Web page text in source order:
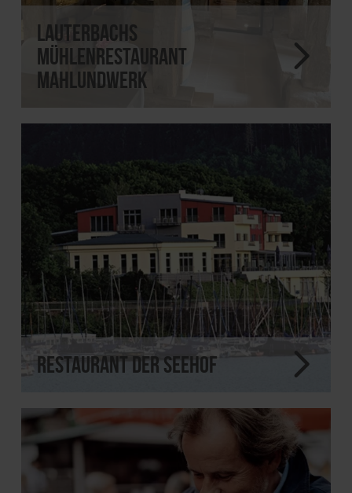
Lauterbachs
Mühlenrestaurant
MahlundWerk
Restaurant Der Seehof